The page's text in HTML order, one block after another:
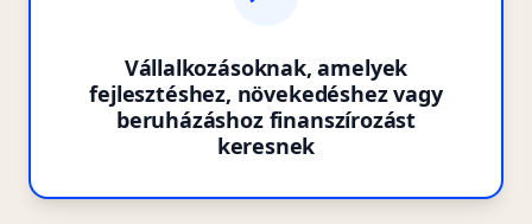
Vállalkozásoknak, amelyek
fejlesztéshez, növekedéshez vagy
beruházáshoz finanszírozást
keresnek